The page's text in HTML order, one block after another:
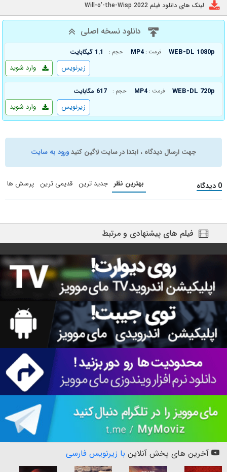
لینک های دانلود فیلم Will-o'-the-Wisp 2022
دانلود نسخه اصلی
WEB-DL 1080p فرمت : MP4 حجم : 1.1 گیگابایت
وارد شوید زیرنویس
WEB-DL 720p فرمت : MP4 حجم : 617 مگابایت
وارد شوید زیرنویس
جهت ارسال دیدگاه ، ابتدا در سایت لاگین کنیدورود به سایت
0 دیدگاه بهترین نظر جدید ترین قدیمی ترین پرسش ها
فیلم های پیشنهادی و مرتبط
آخرین های پخش آنلاین با زیرنویس فارسی